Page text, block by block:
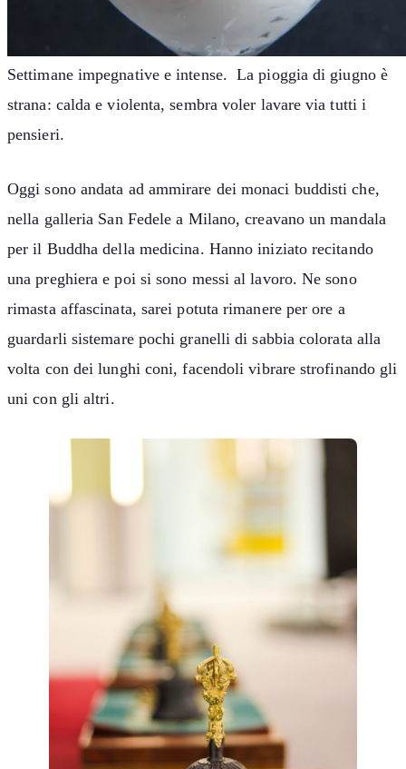
Settimane impegnative e intense. La pioggia di giugno è
strana: calda e violenta, sembra voler lavare via tutti i
pensieri.
Oggi sono andata ad ammirare dei monaci buddisti che,
nella galleria San Fedele a Milano, creavano un mandala
per il Buddha della medicina. Hanno iniziato recitando
una preghiera e poi si sono messi al lavoro. Ne sono
rimasta affascinata, sarei potuta rimanere per ore a
guardarli sistemare pochi granelli di sabbia colorata alla
volta con dei lunghi coni, facendoli vibrare strofinando gli
uni con gli altri.